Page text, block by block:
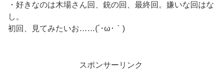
・好きなのは木場さん回、銃の回、最終回。嫌いな回はな
し。
初回、見てみたいお……(´･ω･｀)
スポンサーリンク